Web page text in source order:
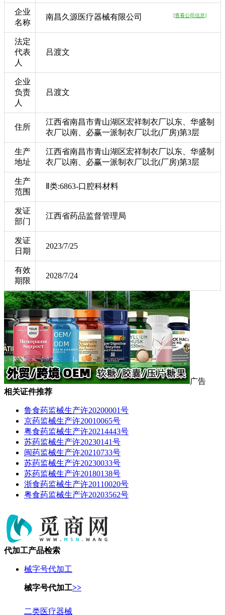
企业
名称
南昌久源医疗器械有限公司 [查看公司信息]
法定
代表
人
吕渡文
企业
负责
人
吕渡文
住所
江西省南昌市青山湖区宏祥制衣厂以东、华盛制
衣厂以南、必赢一派制衣厂以北(厂房)第3层
生产
地址
江西省南昌市青山湖区宏祥制衣厂以东、华盛制
衣厂以南、必赢一派制衣厂以北(厂房)第3层
生产
范围
Ⅱ类:6863-口腔科材料
发证
部门
江西省药品监督管理局
发证
日期
2023/7/25
有效
期限
2028/7/24
广告
相关证件推荐
鲁食药监械生产许20200001号
京药监械生产许20010065号
粤食药监械生产许20214443号
苏药监械生产许20230141号
闽药监械生产许20210733号
苏药监械生产许20230033号
苏药监械生产许20180138号
浙食药监械生产许20110020号
粤食药监械生产许20203562号
代加工产品检索
械字号代加工
械字号代加工>>
二类医疗器械